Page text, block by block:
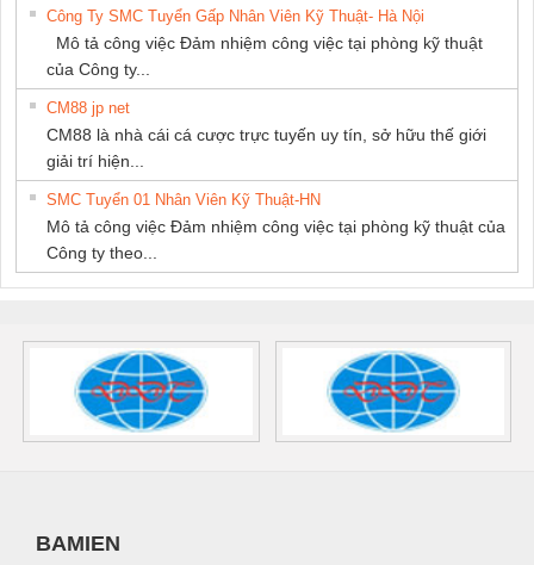
Công Ty SMC Tuyển Gấp Nhân Viên Kỹ Thuật- Hà Nội
Mô tả công việc Đảm nhiệm công việc tại phòng kỹ thuật
của Công ty...
CM88 jp net
CM88 là nhà cái cá cược trực tuyến uy tín, sở hữu thế giới
giải trí hiện...
SMC Tuyển 01 Nhân Viên Kỹ Thuật-HN
Mô tả công việc Đảm nhiệm công việc tại phòng kỹ thuật của
Công ty theo...
BAMIEN